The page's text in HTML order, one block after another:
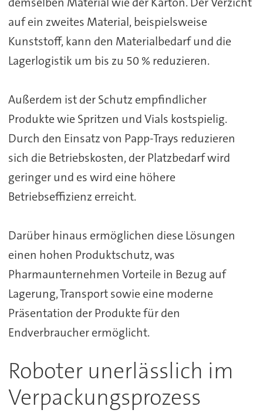
auf ein zweites Material, beispielsweise
Kunststoff, kann den Materialbedarf und die
Lagerlogistik um bis zu 50 % reduzieren.
Außerdem ist der Schutz empfindlicher
Produkte wie Spritzen und Vials kostspielig.
Durch den Einsatz von Papp-Trays reduzieren
sich die Betriebskosten, der Platzbedarf wird
geringer und es wird eine höhere
Betriebseffizienz erreicht.
Darüber hinaus ermöglichen diese Lösungen
einen hohen Produktschutz, was
Pharmaunternehmen Vorteile in Bezug auf
Lagerung, Transport sowie eine moderne
Präsentation der Produkte für den
Endverbraucher ermöglicht.
Roboter unerlässlich im
Verpackungsprozess